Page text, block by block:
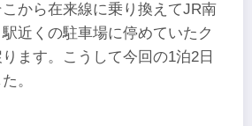
から在来線に乗り換えてJR南
近くの駐車場に停めていたク
ます。こうして今回の1泊2日
。